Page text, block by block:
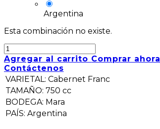
Argentina
Esta combinación no existe.
Agregar al carrito Comprar ahora
Contáctenos
VARIETAL: Cabernet Franc
TAMAÑO: 750 cc
BODEGA: Mara
PAÍS: Argentina